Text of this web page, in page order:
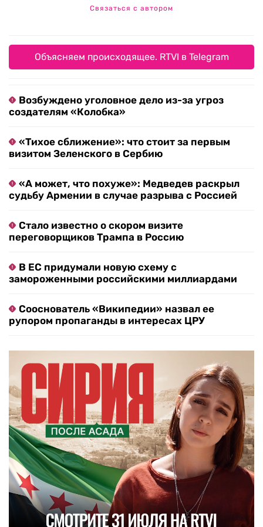
Связаться с автором
Объясняем происходящее. RTVI в Telegram
Возбуждено уголовное дело из-за угроз
создателям «Колобка»
«Тихое сближение»: что стоит за первым
визитом Зеленского в Сербию
«А может, что похуже»: Медведев раскрыл
судьбу Армении в случае разрыва с Россией
Стало известно о скором визите
переговорщиков Трампа в Россию
В ЕС придумали новую схему с
замороженными российскими миллиардами
Сооснователь «Википедии» назвал ее
рупором пропаганды в интересах ЦРУ